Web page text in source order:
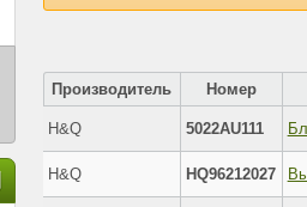
Производитель Номер
H&Q 5022AU111
H&Q HQ96212027